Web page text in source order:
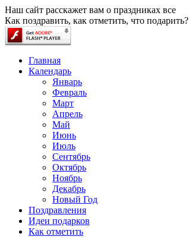
Наш сайт расскажет вам о праздниках все
Как поздравить, как отметить, что подарить?
Главная
Календарь
Январь
Февраль
Март
Апрель
Май
Июнь
Июль
Сентябрь
Октябрь
Ноябрь
Декабрь
Новый Год
Поздравления
Идеи подарков
Как отметить